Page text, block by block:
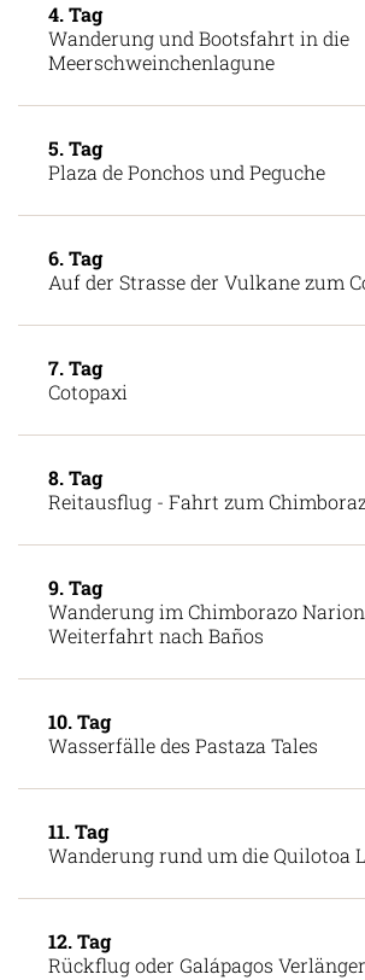
4. Tag
Wanderung und Bootsfahrt in die
Meerschweinchenlagune
5. Tag
Plaza de Ponchos und Peguche
6. Tag
Auf der Strasse der Vulkane zum
7. Tag
Cotopaxi
8. Tag
Reitausflug - Fahrt zum
9. Tag
Wanderung im Chimborazo
Weiterfahrt nach Baños
10. Tag
Wasserfälle des Pastaza Tales
11. Tag
Wanderung rund um die Quilotoa
12. Tag
Rückflug oder Galápagos